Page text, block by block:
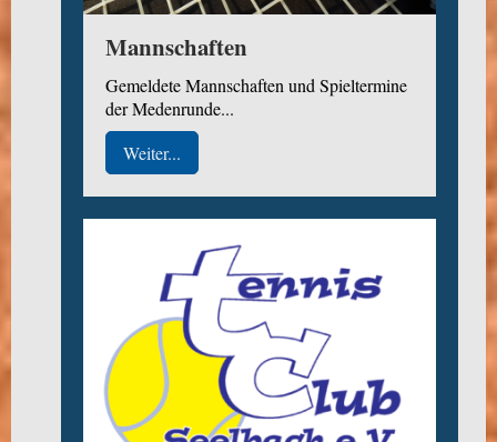
Mannschaften
Gemeldete Mannschaften und Spieltermine
der Medenrunde...
Weiter...